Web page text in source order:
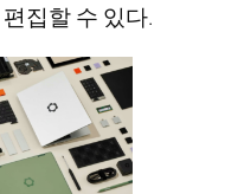
집할 수 있다.